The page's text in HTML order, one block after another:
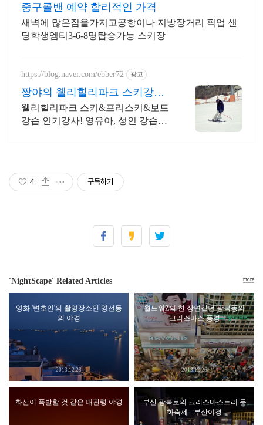
중구콜밴 예약 합리적인 가격
새벽에 많은짐을가지고공항이나 지방장거리 픽업 샌
딩학생엠티3-6-8명탑승가능 스키장
https://blog.naver.com/ebber72 광고
짱야의 웰리힐리파크 스키강습
단계별 맞춤강습, 여강사
웰리힐리파크 스키&프리스키&보드
강습 인기강사! 영유아, 성인 강습가
4 구독하기
'NightScape' Related Articles
영화 '변호인'의 촬영장소인 영선동
의 야경
2013.12.28
월드워Z의 한 장면같던 광복동의
크리스마스 풍경
2013.12.26
화산이 폭발할 것 같은 대관령 야경
부산 광복로의 크리스마스트리 문
화축제 - 부산야경
more